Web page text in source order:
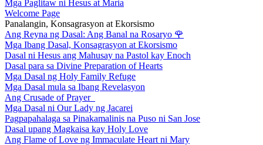
Mga Paglitaw ni Hesus at Maria
Welcome Page
Panalangin, Konsagrasyon at Ekorsismo
Ang Reyna ng Dasal: Ang Banal na Rosaryo 🌹
Mga Ibang Dasal, Konsagrasyon at Ekorsismo
Dasal ni Hesus ang Mahusay na Pastol kay Enoch
Dasal para sa Divine Preparation of Hearts
Mga Dasal ng Holy Family Refuge
Mga Dasal mula sa Ibang Revelasyon
Ang Crusade of Prayer
Mga Dasal ni Our Lady ng Jacarei
Pagpapahalaga sa Pinakamalinis na Puso ni San Jose
Dasal upang Magkaisa kay Holy Love
Ang Flame of Love ng Immaculate Heart ni Mary